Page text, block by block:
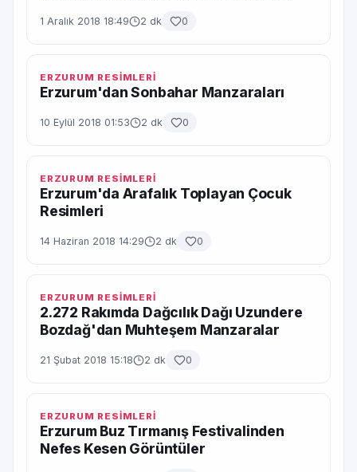
1 Aralık 2018 18:49 2 dk 0
ERZURUM RESİMLERİ
Erzurum'dan Sonbahar Manzaraları
10 Eylül 2018 01:53 2 dk 0
ERZURUM RESİMLERİ
Erzurum'da Arafalık Toplayan Çocuk
Resimleri
14 Haziran 2018 14:29 2 dk 0
ERZURUM RESİMLERİ
2.272 Rakımda Dağcılık Dağı Uzundere
Bozdağ'dan Muhteşem Manzaralar
21 Şubat 2018 15:18 2 dk 0
ERZURUM RESİMLERİ
Erzurum Buz Tırmanış Festivalinden
Nefes Kesen Görüntüler